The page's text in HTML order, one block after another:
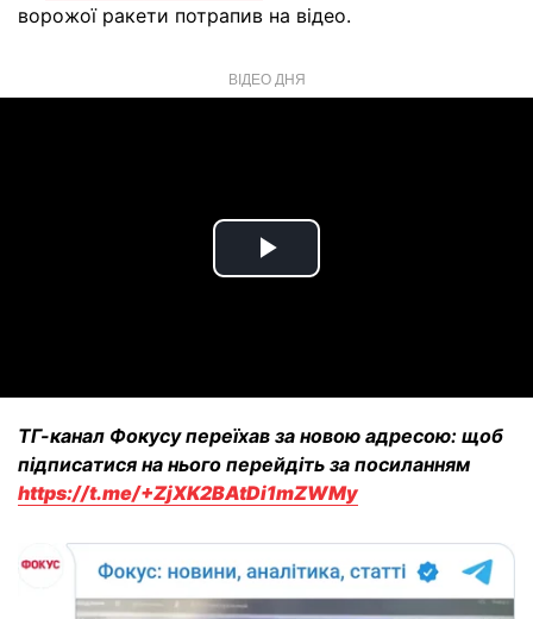
ворожої ракети потрапив на відео.
ВІДЕО ДНЯ
Play
ТГ-канал Фокусу переїхав за новою адресою: щоб
підписатися на нього перейдіть за посиланням
https://t.me/+ZjXK2BAtDi1mZWMy